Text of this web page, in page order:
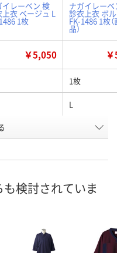
イレーベン 検
上衣 ベージュ L
1枚
ナガイレーベ
診衣上衣 ボ
FK-1486 1枚
品）
￥5,050
1枚
L
ュ ボルドー
検討されていま